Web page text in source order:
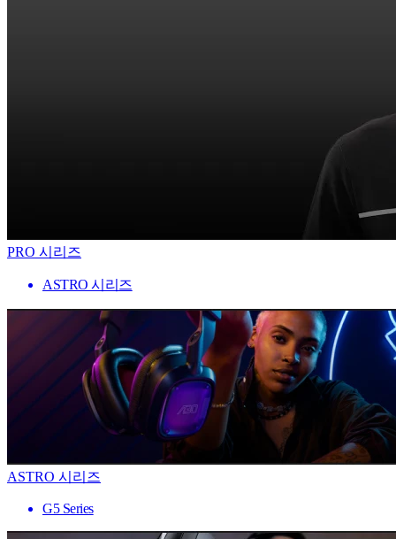
PRO 시리즈
ASTRO 시리즈
ASTRO 시리즈
G5 Series